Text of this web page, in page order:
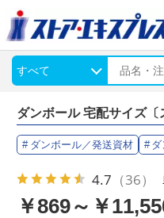
ダンボール 宅配サイズ〔
ダンボール／発送資材
4.7 （36）
￥869～￥